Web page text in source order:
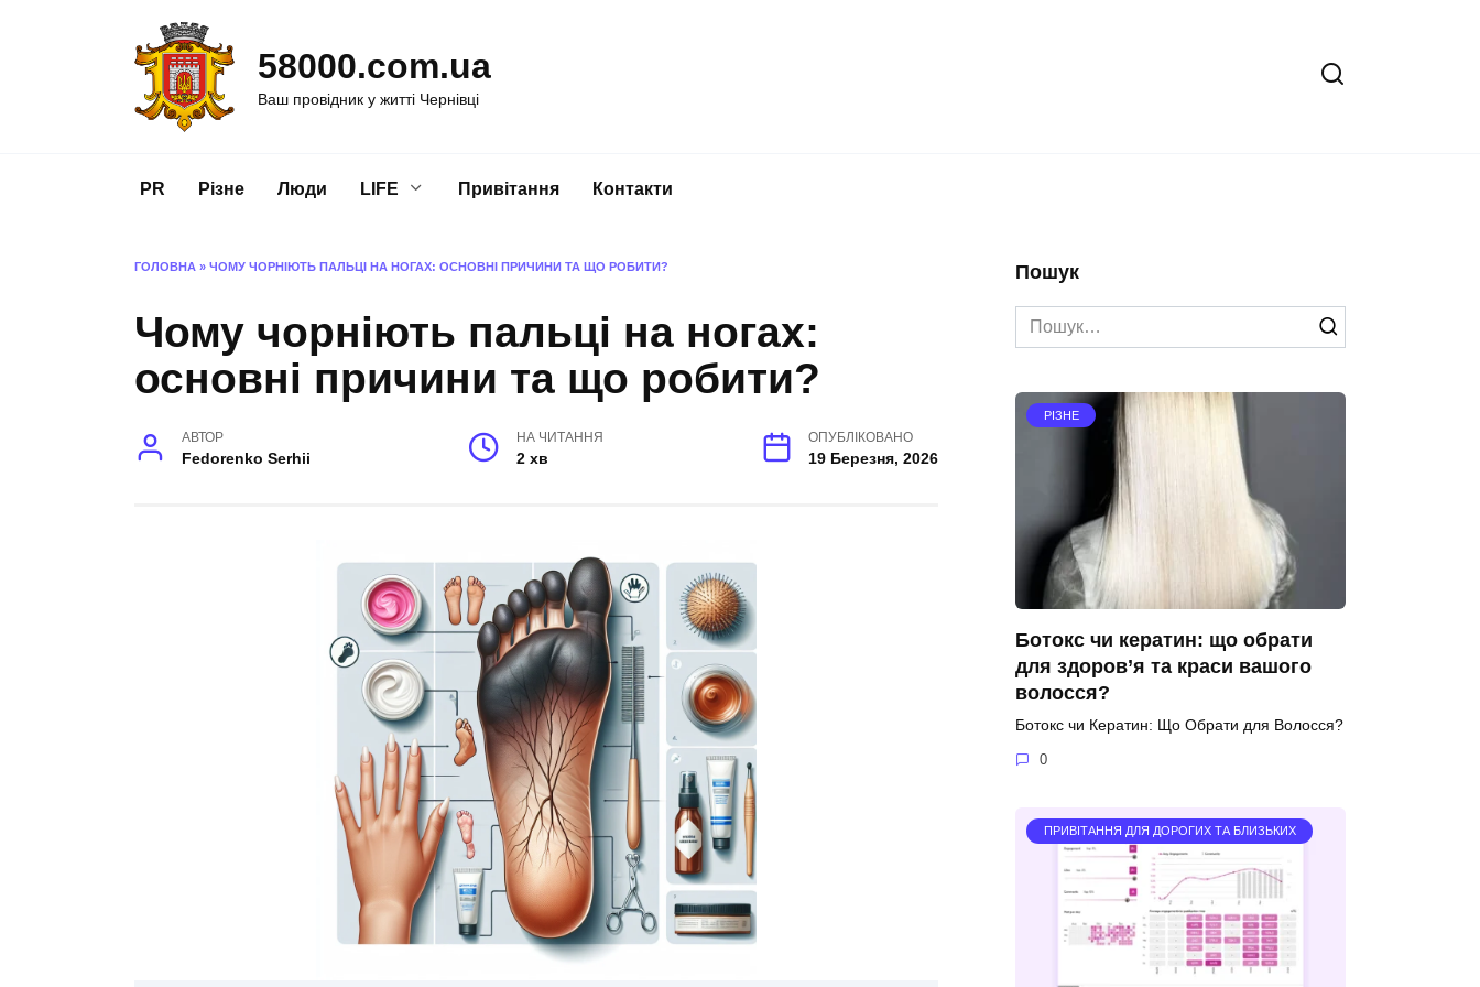
58000.com.ua
Ваш провідник у житті Чернівці
PR Різне Люди LIFE Привітання Контакти
ГОЛОВНА » ЧОМУ ЧОРНІЮТЬ ПАЛЬЦІ НА НОГАХ: ОСНОВНІ ПРИЧИНИ ТА ЩО РОБИТИ?
Чому чорніють пальці на ногах:
основні причини та що робити?
АВТОР
Fedorenko Serhii
НА ЧИТАННЯ
2 хв
ОПУБЛІКОВАНО
19 Березня, 2026
Пошук
Search
for:
РІЗНЕ
Ботокс чи кератин: що обрати
для здоров’я та краси вашого
волосся?
Ботокс чи Кератин: Що Обрати для Волосся?
0
ПРИВІТАННЯ ДЛЯ ДОРОГИХ ТА БЛИЗЬКИХ